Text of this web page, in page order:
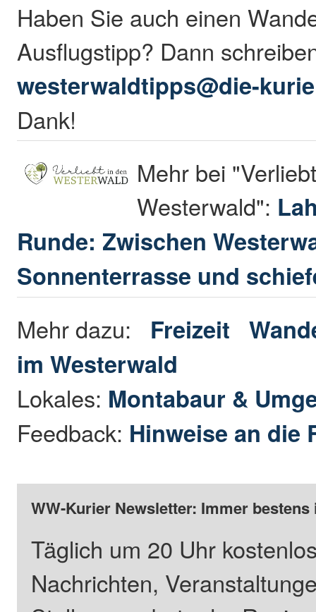
Haben Sie auch einen
Ausflugstipp? Dann
westerwaldtipps@die-
Dank!
Mehr bei
Westerwald":
Runde: Zwischen
Sonnenterrasse und
Mehr dazu: Freizeit
im Westerwald
Lokales: Montabaur &
Feedback: Hinweise an die
WW-Kurier Newsletter: Immer
Täglich um 20 Uhr
Nachrichten,